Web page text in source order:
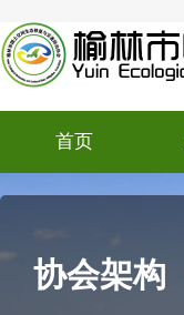
首页
协会架构